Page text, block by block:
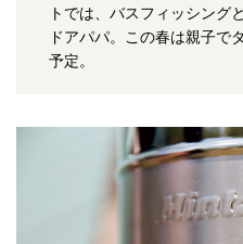
トでは、バスフィッシング
ドアパパ。この春は親子で
予定。